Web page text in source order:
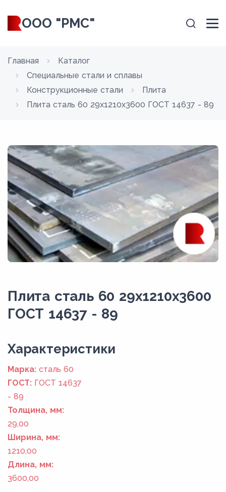
ООО "РМС"
Главная
Каталог
Специальные стали и сплавы
Конструкционные стали
Плита
Плита сталь 60 29x1210x3600 ГОСТ 14637 - 89
Плита сталь 60 29x1210x3600
ГОСТ 14637 - 89
Xарактеристики
Марка: сталь 60
ГОСТ: ГОСТ 14637
- 89
Толщина, мм:
29,00
Ширина, мм:
1210,00
Длина, мм:
3600,00